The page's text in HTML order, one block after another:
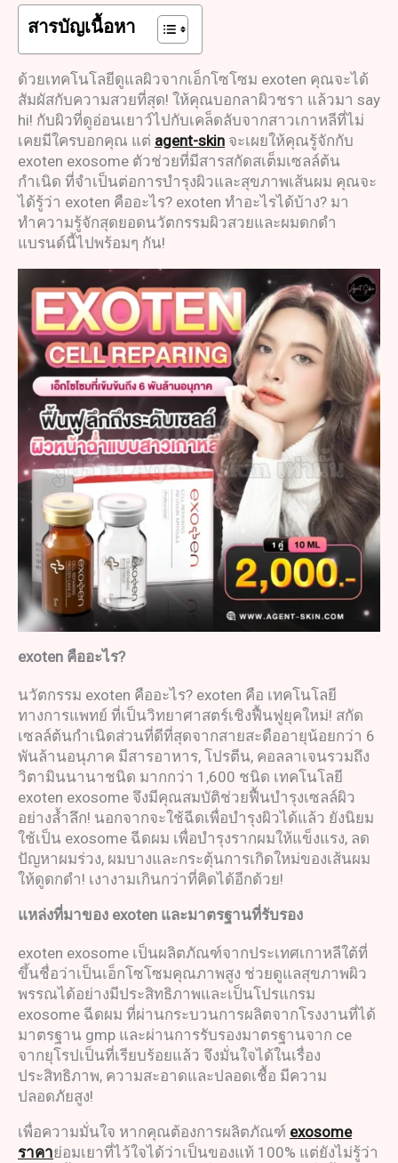
สารบัญเนื้อหา
ด้วยเทคโนโลยีดูแลผิวจากเอ็กโซโซม exoten คุณจะได้
สัมผัสกับความสวยที่สุด! ให้คุณบอกลาผิวชรา แล้วมา say
hi! กับผิวที่ดูอ่อนเยาว์ไปกับเคล็ดลับจากสาวเกาหลีที่ไม่
เคยมีใครบอกคุณ แต่ agent-skin จะเผยให้คุณรู้จักกับ
exoten exosome ตัวช่วยที่มีสารสกัดสเต็มเซลล์ต้น
กำเนิด ที่จำเป็นต่อการบำรุงผิวและสุขภาพเส้นผม คุณจะ
ได้รู้ว่า exoten คืออะไร? exoten ทำอะไรได้บ้าง? มา
ทำความรู้จักสุดยอดนวัตกรรมผิวสวยและผมดกดำ
แบรนด์นี้ไปพร้อมๆ กัน!
exoten คืออะไร?
นวัตกรรม exoten คืออะไร? exoten คือ เทคโนโลยี
ทางการแพทย์ ที่เป็นวิทยาศาสตร์เชิงฟื้นฟูยุคใหม่! สกัด
เซลล์ต้นกำเนิดส่วนที่ดีที่สุดจากสายสะดืออายุน้อยกว่า 6
พันล้านอนุภาค มีสารอาหาร, โปรตีน, คอลลาเจนรวมถึง
วิตามินนานาชนิด มากกว่า 1,600 ชนิด เทคโนโลยี
exoten exosome จึงมีคุณสมบัติช่วยฟื้นบำรุงเซลล์ผิว
อย่างล้ำลึก! นอกจากจะใช้ฉีดเพื่อบำรุงผิวได้แล้ว ยังนิยม
ใช้เป็น exosome ฉีดผม เพื่อบำรุงรากผมให้แข็งแรง, ลด
ปัญหาผมร่วง, ผมบางและกระตุ้นการเกิดใหม่ของเส้นผม
ให้ดูดกดำ! เงางามเกินกว่าที่คิดได้อีกด้วย!
แหล่งที่มาของ exoten และมาตรฐานที่รับรอง
exoten exosome เป็นผลิตภัณฑ์จากประเทศเกาหลีใต้ที่
ขึ้นชื่อว่าเป็นเอ็กโซโซมคุณภาพสูง ช่วยดูแลสุขภาพผิว
พรรณได้อย่างมีประสิทธิภาพและเป็นโปรแกรม
exosome ฉีดผม ที่ผ่านกระบวนการผลิตจากโรงงานที่ได้
มาตรฐาน gmp และผ่านการรับรองมาตรฐานจาก ce
จากยุโรปเป็นที่เรียบร้อยแล้ว จึงมั่นใจได้ในเรื่อง
ประสิทธิภาพ, ความสะอาดและปลอดเชื้อ มีความ
ปลอดภัยสูง!
เพื่อความมั่นใจ หากคุณต้องการผลิตภัณฑ์ exosome
ราคาย่อมเยาที่ไว้ใจได้ว่าเป็นของแท้ 100% แต่ยังไม่รู้ว่า